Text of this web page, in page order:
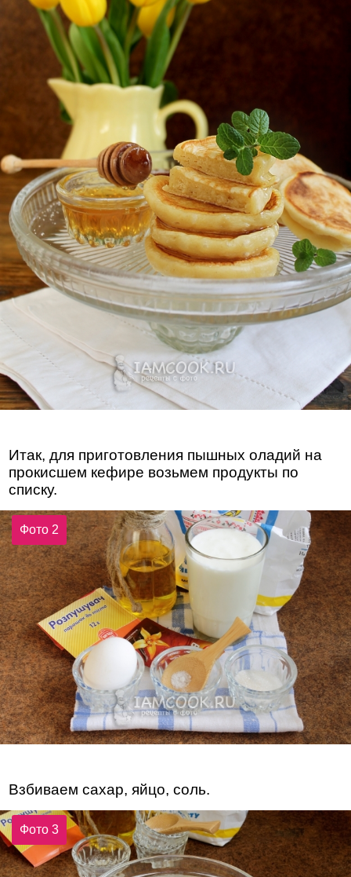
Итак, для приготовления пышных оладий на
прокисшем кефире возьмем продукты по
списку.
Фото 2
Взбиваем сахар, яйцо, соль.
Фото 3